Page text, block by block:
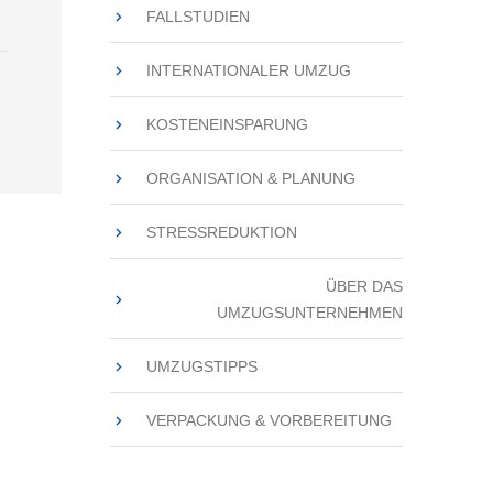
FALLSTUDIEN
INTERNATIONALER UMZUG
KOSTENEINSPARUNG
ORGANISATION & PLANUNG
STRESSREDUKTION
ÜBER DAS
UMZUGSUNTERNEHMEN
UMZUGSTIPPS
VERPACKUNG & VORBEREITUNG